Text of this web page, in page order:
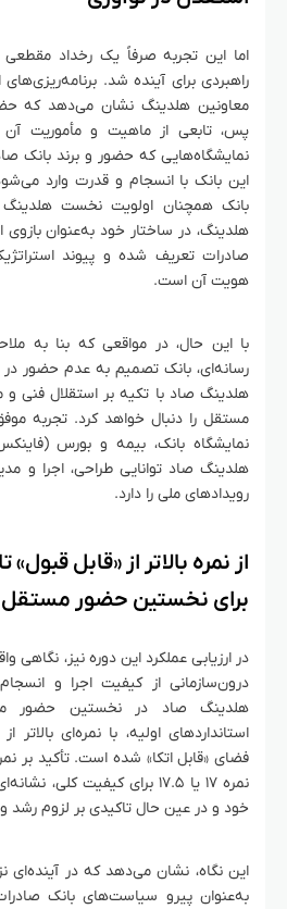
اما این تجربه صرفاً یک رخداد
راهبردی برای آینده شد.
معاونین هلدینگ نشان می‌دهد که
پس، تابعی از ماهیت و مأموریت آن
نمایشگاه‌هایی که حضور و برند بانک
این بانک با انسجام و قدرت وارد
بانک همچنان اولویت نخست
هلدینگ، در ساختار خود به‌عنوان بازوی
صادرات تعریف شده و پیوند
هویت آن است.
با این حال، در مواقعی که بنا به
رسانه‌ای، بانک تصمیم به عدم حضور در
هلدینگ صاد با تکیه بر استقلال فنی
مستقل را دنبال خواهد کرد. تجربه
نمایشگاه بانک، بیمه و بورس
هلدینگ صاد توانایی طراحی، اجرا و
رویدادهای ملی را دارد.
از نمره بالاتر از «قابل قبول»
برای نخستین حضور مستقل
در ارزیابی عملکرد این دوره نیز، نگاهی
درون‌سازمانی از کیفیت اجرا و
هلدینگ صاد در نخستین حضور
استانداردهای اولیه، با نمره‌ای بالاتر
نمره ۱۷ یا ۱۷.۵ برای کیفیت
خود و در عین حال تاکیدی بر لزوم
این نگاه، نشان می‌دهد که در آینده‌ای
به‌عنوان پیرو سیاست‌های بانک